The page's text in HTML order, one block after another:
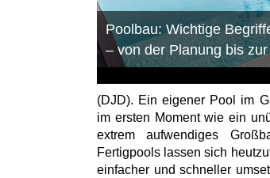
Poolbau: Wichtige
– von der Planung bis
(DJD). Ein eigener Pool im
im ersten Moment wie ein
extrem aufwendiges
Fertigpools lassen sich
einfacher und schneller